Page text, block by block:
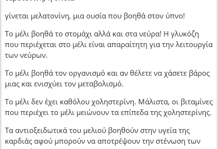
γίνεται μελατονίνη, μια ουσία που βοηθά στον ύπνο!
Το μέλι βοηθά το στομάχι αλλά και στα νεύρα! Η γλυκόζη
που περιέχεται στο μέλι είναι απαραίτητη για την λειτουργία
των νεύρων.
Το μέλι βοηθά τον οργανισμό και αν θέλετε να χάσετε βάρος
μιας και ενισχύει τον μεταβολισμό.
Το μέλι δεν έχει καθόλου χοληστερίνη. Μάλιστα, οι βιταμίνες
που περιέχει το μέλι μειώνουν τα επίπεδα της χοληστερίνης.
Τα αντιοξειδωτικά του μελιού βοηθούν στην υγεία της
καρδιάς αφού μπορούν να αποτρέψουν την στένωση των